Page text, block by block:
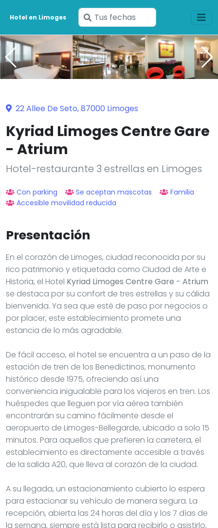
Hotel en Limoges
Ingresa
tus
fechas
22 Allee De Seto, 87000 Limoges
Kyriad Limoges Centre Gare
- Atrium
Hotel-restaurante 3 estrellas en Limoges
Con parking Se aceptan mascotas
Familia
Accesible movilidad reducida
Presentación
En el corazón de Limoges, ciudad reconocida por su
rico patrimonio y etiquetada como Ciudad de Arte e
Historia, el Hotel Kyriad Limoges Centre Gare - Atrium
se destaca por su confort de tres estrellas y su cálida
bienvenida. Ya sea que esté de paso por negocios o
por placer, este establecimiento promete una
estancia de lo más agradable.
De fácil acceso, el hotel se encuentra a un paso de la
estación de tren de los Benedictinos, monumento
histórico desde 1975, ofreciendo así una
conveniencia inigualable para los viajeros en tren. Los
huéspedes que lleguen por vía aérea también
encontrarán su camino fácilmente desde el
aeropuerto de Limoges-Bellegarde, ubicado a solo 15
minutos. Para aquellos que prefieren la carretera, el
establecimiento es directamente accesible a través
de la salida A20, que lleva al corazón de la ciudad.
A su llegada, un estacionamiento cubierto lo espera
para estacionar su vehículo de manera segura. La
recepción, abierta las 24 horas del día y los 7 días de
la semana, siempre está lista para recibirlo o asistirlo,